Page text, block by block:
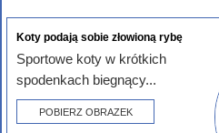
Koty podają sobie złowioną rybę
Sportowe koty w krótkich
spodenkach biegnący...
POBIERZ OBRAZEK